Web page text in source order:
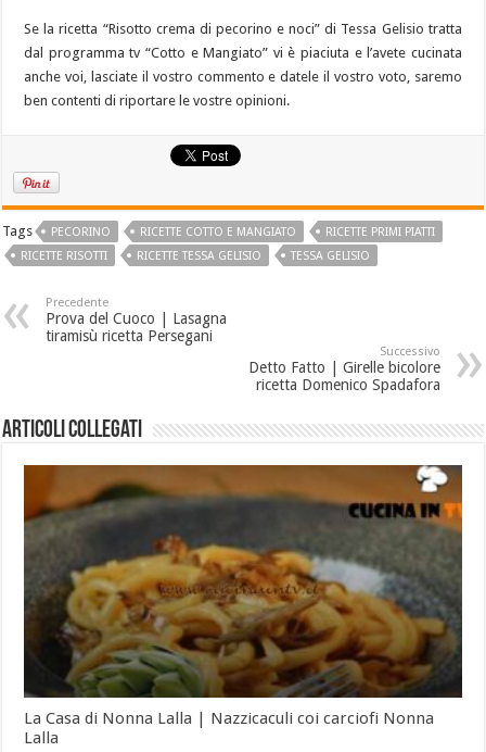
Se la ricetta “Risotto crema di pecorino e noci” di Tessa Gelisio tratta
dal programma tv “Cotto e Mangiato” vi è piaciuta e l’avete cucinata
anche voi, lasciate il vostro commento e datele il vostro voto, saremo
ben contenti di riportare le vostre opinioni.
Tags PECORINO RICETTE COTTO E MANGIATO
RICETTE PRIMI PIATTI
RICETTE RISOTTI
RICETTE TESSA GELISIO TESSA GELISIO
Precedente
Prova del Cuoco | Lasagna
tiramisù ricetta Persegani
Successivo
Detto Fatto | Girelle bicolore
ricetta Domenico Spadafora
Articoli collegati
La Casa di Nonna Lalla | Nazzicaculi coi carciofi Nonna
Lalla